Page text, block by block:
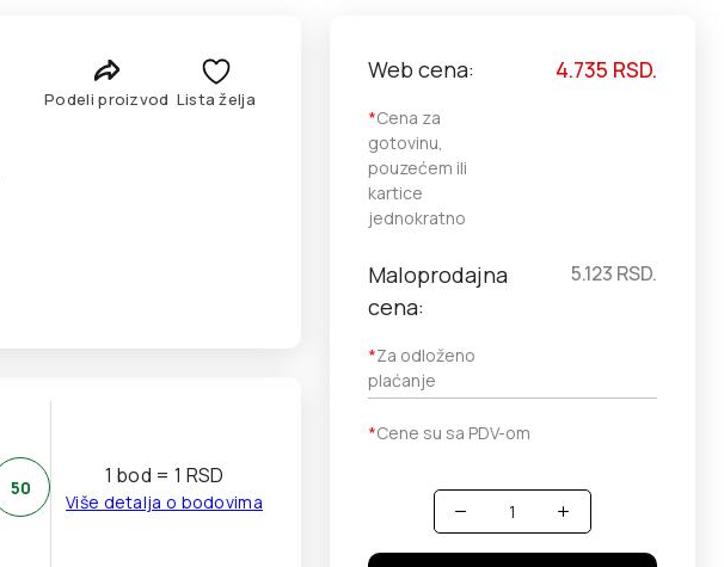
Podeli proizvod Lista želja
50 1 bod = 1 RSD
Više detalja o bodovima
Web cena:
*Cena za
gotovinu,
pouzećem ili
kartice
jednokratno
4.735 RSD.
Maloprodajna
cena:
*Za odloženo
plaćanje
5.123 RSD.
*Cene su sa PDV-om
Količina